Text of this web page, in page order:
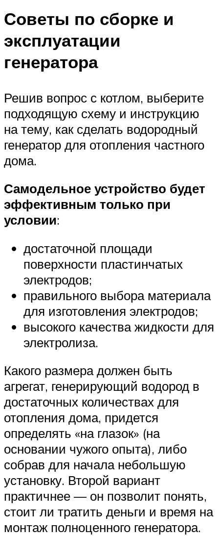
Советы по сборке и
эксплуатации
генератора
Решив вопрос с котлом, выберите
подходящую схему и инструкцию
на тему, как сделать водородный
генератор для отопления частного
дома.
Самодельное устройство будет
эффективным только при
условии:
достаточной площади
поверхности пластинчатых
электродов;
правильного выбора материала
для изготовления электродов;
высокого качества жидкости для
электролиза.
Какого размера должен быть
агрегат, генерирующий водород в
достаточных количествах для
отопления дома, придется
определять «на глазок» (на
основании чужого опыта), либо
собрав для начала небольшую
установку. Второй вариант
практичнее — он позволит понять,
стоит ли тратить деньги и время на
монтаж полноценного генератора.